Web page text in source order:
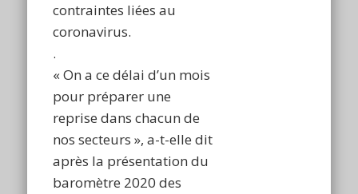
contraintes liées au
coronavirus.
.
« On a ce délai d’un mois
pour préparer une
reprise dans chacun de
nos secteurs », a-t-elle dit
après la présentation du
baromètre 2020 des